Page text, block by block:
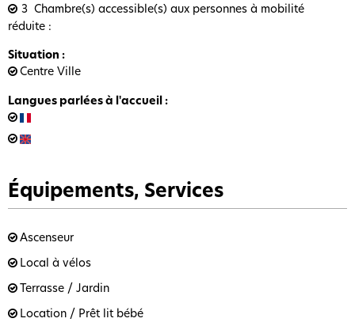
3 Chambre(s) accessible(s) aux personnes à mobilité
réduite
Situation :
Centre Ville
Langues parlées à l'accueil :
Équipements, Services
Ascenseur
Local à vélos
Terrasse / Jardin
Location / Prêt lit bébé